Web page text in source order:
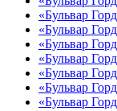
«Бульвар
«Бульвар
«Бульвар
«Бульвар
«Бульвар
«Бульвар
«Бульвар